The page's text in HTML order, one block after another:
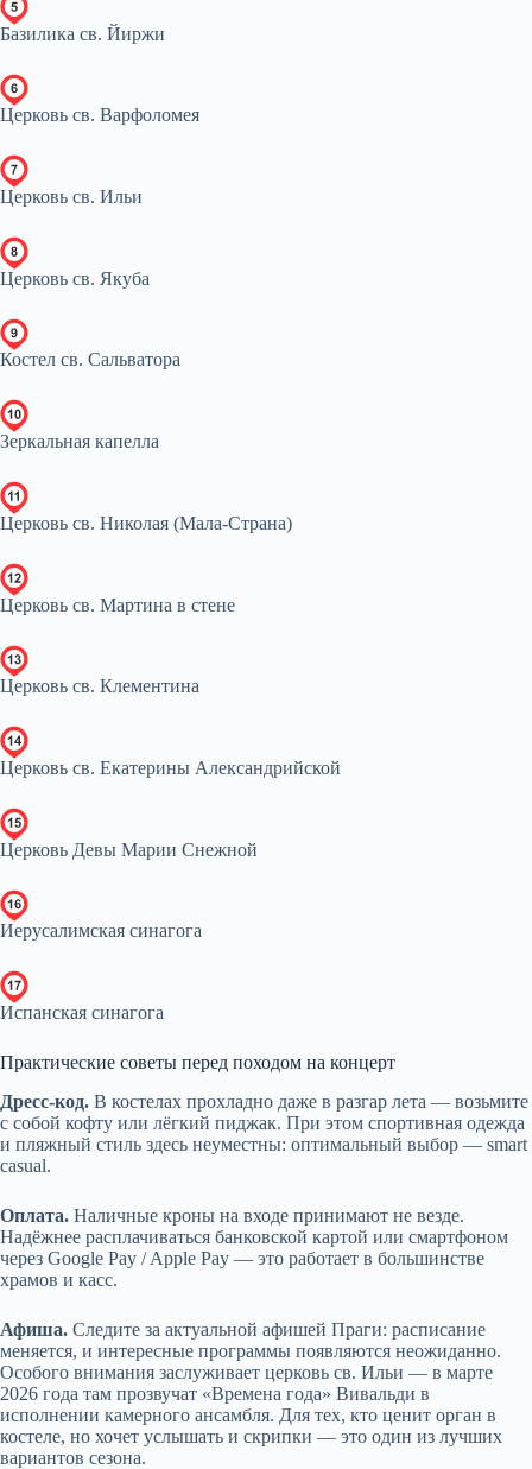
Базилика св. Йиржи
Церковь св. Варфоломея
Церковь св. Ильи
Церковь св. Якуба
Костел св. Сальватора
Зеркальная капелла
Церковь св. Николая (Мала-Страна)
Церковь св. Мартина в стене
Церковь св. Клементина
Церковь св. Екатерины Александрийской
Церковь Девы Марии Снежной
Иерусалимская синагога
Испанская синагога
Практические советы перед походом на концерт
Дресс-код. В костелах прохладно даже в разгар лета — возьмите
с собой кофту или лёгкий пиджак. При этом спортивная одежда
и пляжный стиль здесь неуместны: оптимальный выбор — smart
casual.
Оплата. Наличные кроны на входе принимают не везде.
Надёжнее расплачиваться банковской картой или смартфоном
через Google Pay / Apple Pay — это работает в большинстве
храмов и касс.
Афиша. Следите за актуальной афишей Праги: расписание
меняется, и интересные программы появляются неожиданно.
Особого внимания заслуживает церковь св. Ильи — в марте
2026 года там прозвучат «Времена года» Вивальди в
исполнении камерного ансамбля. Для тех, кто ценит орган в
костеле, но хочет услышать и скрипки — это один из лучших
вариантов сезона.